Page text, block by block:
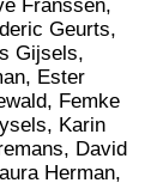
Franssen,
Geurts,
Gijsels,
Ester
Femke
Karin
David
Herman,